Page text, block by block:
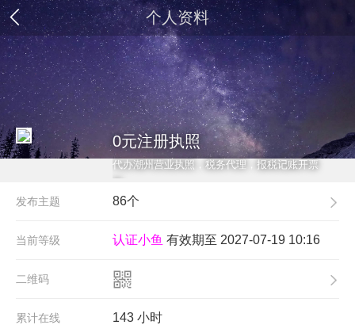
个人资料
0元注册执照
代办潮州营业执照，税务代理，报税记账开票
86个
发布主题
认证小鱼 有效期至 2027-07-19 10:16
当前等级
二维码
143 小时
累计在线